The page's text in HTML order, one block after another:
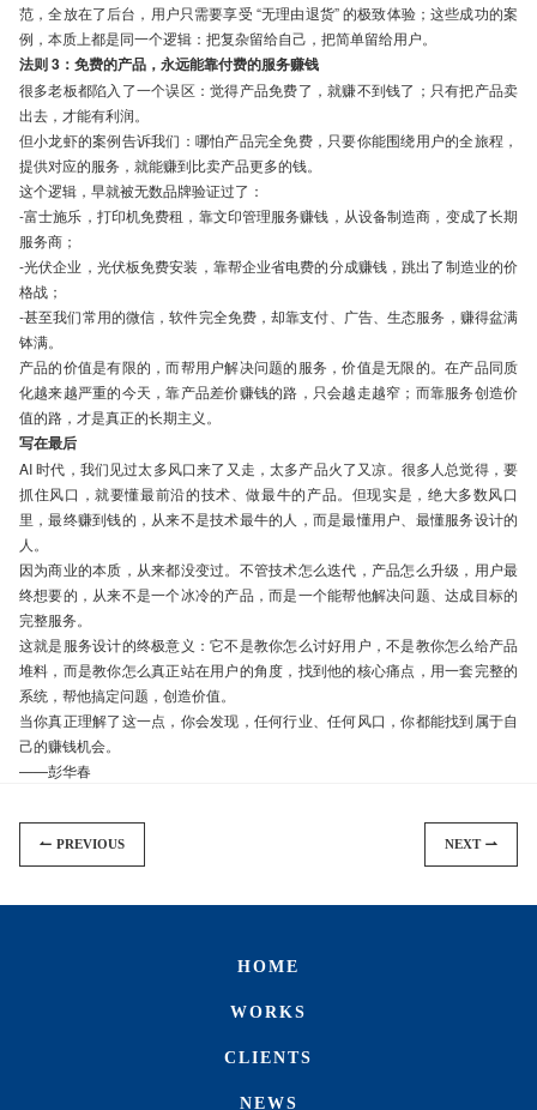
范，全放在了后台，用户只需要享受 “无理由退货” 的极致体验；这些成功的案
例，本质上都是同一个逻辑：把复杂留给自己，把简单留给用户。
法则 3：免费的产品，永远能靠付费的服务赚钱
很多老板都陷入了一个误区：觉得产品免费了，就赚不到钱了；只有把产品卖
出去，才能有利润。
但小龙虾的案例告诉我们：哪怕产品完全免费，只要你能围绕用户的全旅程，
提供对应的服务，就能赚到比卖产品更多的钱。
这个逻辑，早就被无数品牌验证过了：
-富士施乐，打印机免费租，靠文印管理服务赚钱，从设备制造商，变成了长期
服务商；
-光伏企业，光伏板免费安装，靠帮企业省电费的分成赚钱，跳出了制造业的价
格战；
-甚至我们常用的微信，软件完全免费，却靠支付、广告、生态服务，赚得盆满
钵满。
产品的价值是有限的，而帮用户解决问题的服务，价值是无限的。在产品同质
化越来越严重的今天，靠产品差价赚钱的路，只会越走越窄；而靠服务创造价
值的路，才是真正的长期主义。
写在最后
AI 时代，我们见过太多风口来了又走，太多产品火了又凉。很多人总觉得，要
抓住风口，就要懂最前沿的技术、做最牛的产品。但现实是，绝大多数风口
里，最终赚到钱的，从来不是技术最牛的人，而是最懂用户、最懂服务设计的
人。
因为商业的本质，从来都没变过。不管技术怎么迭代，产品怎么升级，用户最
终想要的，从来不是一个冰冷的产品，而是一个能帮他解决问题、达成目标的
完整服务。
这就是服务设计的终极意义：它不是教你怎么讨好用户，不是教你怎么给产品
堆料，而是教你怎么真正站在用户的角度，找到他的核心痛点，用一套完整的
系统，帮他搞定问题，创造价值。
当你真正理解了这一点，你会发现，任何行业、任何风口，你都能找到属于自
己的赚钱机会。
——彭华春
PREVIOUS NEXT
HOME
WORKS
CLIENTS
NEWS